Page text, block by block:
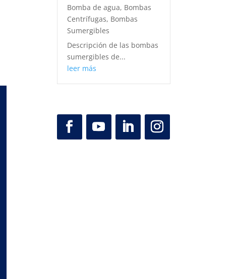
Bomba de agua, Bombas
Centrífugas, Bombas
Sumergibles
Descripción de las bombas
sumergibles de...
leer más